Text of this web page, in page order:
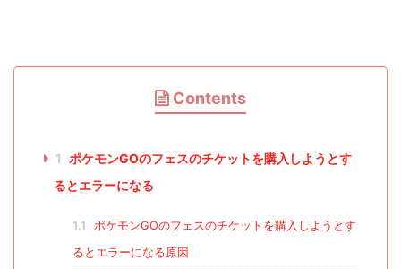
Contents
1
ポケモンGOのフェスのチケットを購入しようとす
るとエラーになる
1.1
ポケモンGOのフェスのチケットを購入しようとす
るとエラーになる原因